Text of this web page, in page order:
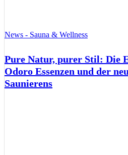
News - Sauna & Wellness
Pure Natur, purer Stil: Die
Odoro Essenzen und der
Saunierens